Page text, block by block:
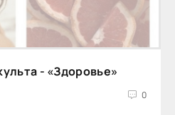
- «Здоровье»
0